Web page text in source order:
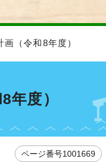
（令和8年度）
年度）
ページ番号1001669